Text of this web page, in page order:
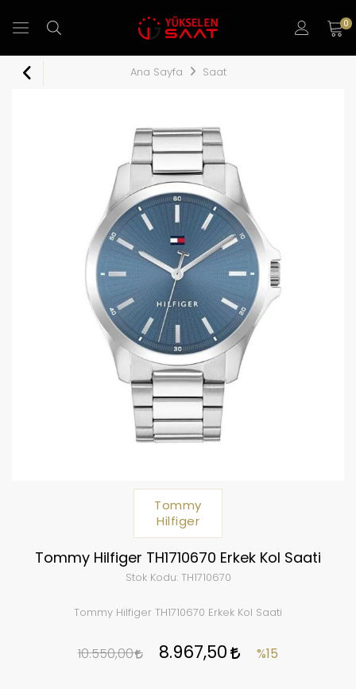
0
Ana Sayfa Saat
Tommy
Hilfiger
Tommy Hilfiger TH1710670 Erkek Kol Saati
Stok Kodu:TH1710670
Tommy Hilfiger TH1710670 Erkek Kol Saati
10.550,00 8.967,50 %15